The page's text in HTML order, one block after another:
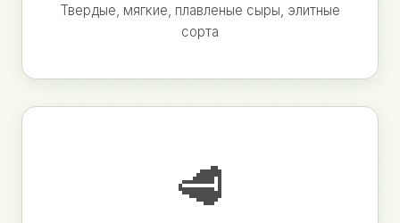
Твердые, мягкие, плавленые сыры, элитные
сорта
🥩